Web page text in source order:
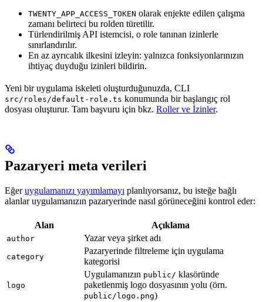
TWENTY_APP_ACCESS_TOKEN olarak enjekte edilen çalışma
zamanı belirteci bu rolden türetilir.
Türlendirilmiş API istemcisi, o role tanınan izinlerle
sınırlandırılır.
En az ayrıcalık ilkesini izleyin: yalnızca fonksiyonlarınızın
ihtiyaç duyduğu izinleri bildirin.
Yeni bir uygulama iskeleti oluşturduğunuzda, CLI
src/roles/default-role.ts konumunda bir başlangıç rol
dosyası oluşturur. Tam başvuru için bkz. Roller ve İzinler.
Pazaryeri meta verileri
Eğeruygulamanızı yayımlamayı planlıyorsanız, bu isteğe bağlı
alanlar uygulamanızın pazaryerinde nasıl görüneceğini kontrol eder:
Alan Açıklama
author Yazar veya şirket adı
category
Pazaryerinde filtreleme için uygulama
kategorisi
logo
Uygulamanızın public/ klasöründe
paketlenmiş logo dosyasının yolu (örn.
public/logo.png)